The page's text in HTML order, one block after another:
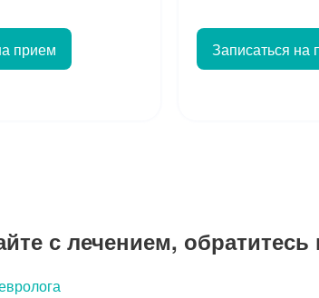
прием Записаться на
с лечением,